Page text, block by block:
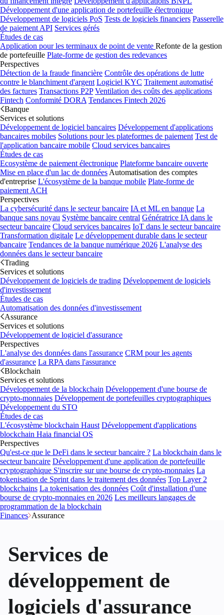
Développement d'une application de portefeuille électronique
Développement de logiciels PoS Tests de logiciels financiers Passerelle
de paiement API Services gérés
Études de cas
Application pour les terminaux de point de vente Refonte de la gestion
de portefeuille Plate-forme de gestion des redevances
Perspectives
Détection de la fraude financière Contrôle des opérations de lutte
contre le blanchiment d'argent Logiciel KYC Traitement automatisé
des factures Transactions P2P Ventilation des coûts des applications
Fintech Conformité DORA Tendances Fintech 2026
Banque
Services et solutions
Développement de logiciel bancaires Développement d'applications
bancaires mobiles Solutions pour les plateformes de paiement Test de
l'application bancaire mobile Cloud services bancaires
Études de cas
Ecosystème de paiement électronique Plateforme bancaire ouverte
Mise en place d'un lac de données Automatisation des comptes
d'entreprise L'écosystème de la banque mobile Plate-forme de
paiement ACH
Perspectives
La cybersécurité dans le secteur bancaire IA et ML en banque La
banque sans noyau Système bancaire central Génératrice IA dans le
secteur bancaire Cloud services bancaires IoT dans le secteur bancaire
Transformation digitale Le développement durable dans le secteur
bancaire Tendances de la banque numérique 2026 L'analyse des
données dans le secteur bancaire
Trading
Services et solutions
Développement de logiciels de trading Développement de logiciels
d'investissement
Études de cas
Automatisation des données d'investissement
Assurance
Services et solutions
Développement de logiciel d'assurance
Perspectives
L'analyse des données dans l'assurance CRM pour les agents
d'assurance La RPA dans l'assurance
Blockchain
Services et solutions
Développement de la blockchain Développement d'une bourse de
crypto-monnaies Développement de portefeuilles cryptographiques
Développement du STO
Études de cas
L'écosystème blockchain Haust Développement d'applications
blockchain Haia financial OS
Perspectives
Qu'est-ce que le DeFi dans le secteur bancaire ? La blockchain dans le
secteur bancaire Développement d'une application de portefeuille
cryptographique S'inscrire sur une bourse de crypto-monnaies La
tokenisation de Sprint dans le traitement des données Top Layer 2
blockchains La tokenisation des données Coût d'installation d'une
bourse de crypto-monnaies en 2026 Les meilleurs langages de
programmation de la blockchain
Finances Assurance
Services de
développement de
logiciels d'assurance